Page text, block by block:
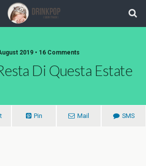
2019 • 16 Comments
Di Questa Estate
Pin Mail SMS